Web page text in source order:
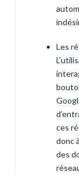
Les
ces
donc
des